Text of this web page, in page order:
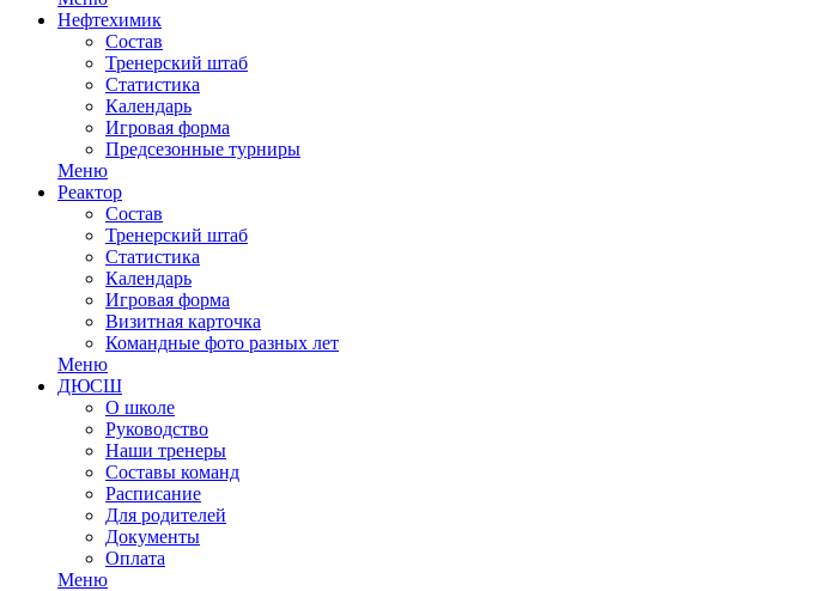
Нефтехимик
Состав
Тренерский штаб
Статистика
Календарь
Игровая форма
Предсезонные турниры
Меню
Реактор
Состав
Тренерский штаб
Статистика
Календарь
Игровая форма
Визитная карточка
Командные фото разных лет
Меню
ДЮСШ
О школе
Руководство
Наши тренеры
Составы команд
Расписание
Для родителей
Документы
Оплата
Меню